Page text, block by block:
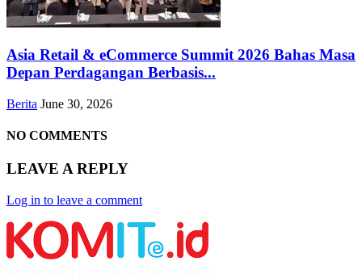
Asia Retail & eCommerce Summit 2026 Bahas Masa
Depan Perdagangan Berbasis...
Berita June 30, 2026
NO COMMENTS
LEAVE A REPLY
Log in to leave a comment